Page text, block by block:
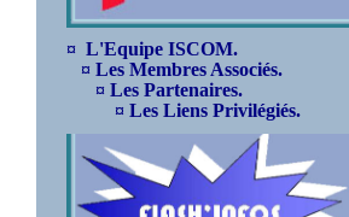
¤ L'Equipe ISCOM.
¤ Les Membres Associés.
¤ Les Partenaires.
¤ Les Liens Privilégiés.